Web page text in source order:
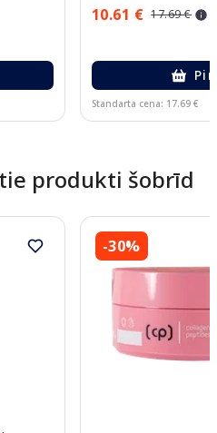
10.61 € 17.69 €
Standarta cena: 17.69 €
produkti šobrīd
-30%